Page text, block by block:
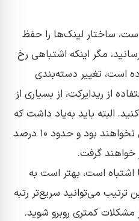
ساختار لینک‌ها را حفظ
مگر اینکه اشتباهی رخ
است، تغییر دسته‌بندی
از ریدایرکت، از بسیاری از
البته باید به‌یاد داشت که
این تغییرات بدون تاثیر کاملی نخواهند بود و حدود ۱۰ درصد
خواهند گرفت.
است، بهتر است به
ترتیب می‌توانید سریع‌تر رتبه
کمتری روبرو شوید.